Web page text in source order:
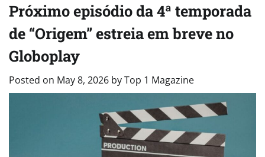
Próximo episódio da 4ª temporada
de “Origem” estreia em breve no
Globoplay
Posted on May 8, 2026 byTop 1 Magazine